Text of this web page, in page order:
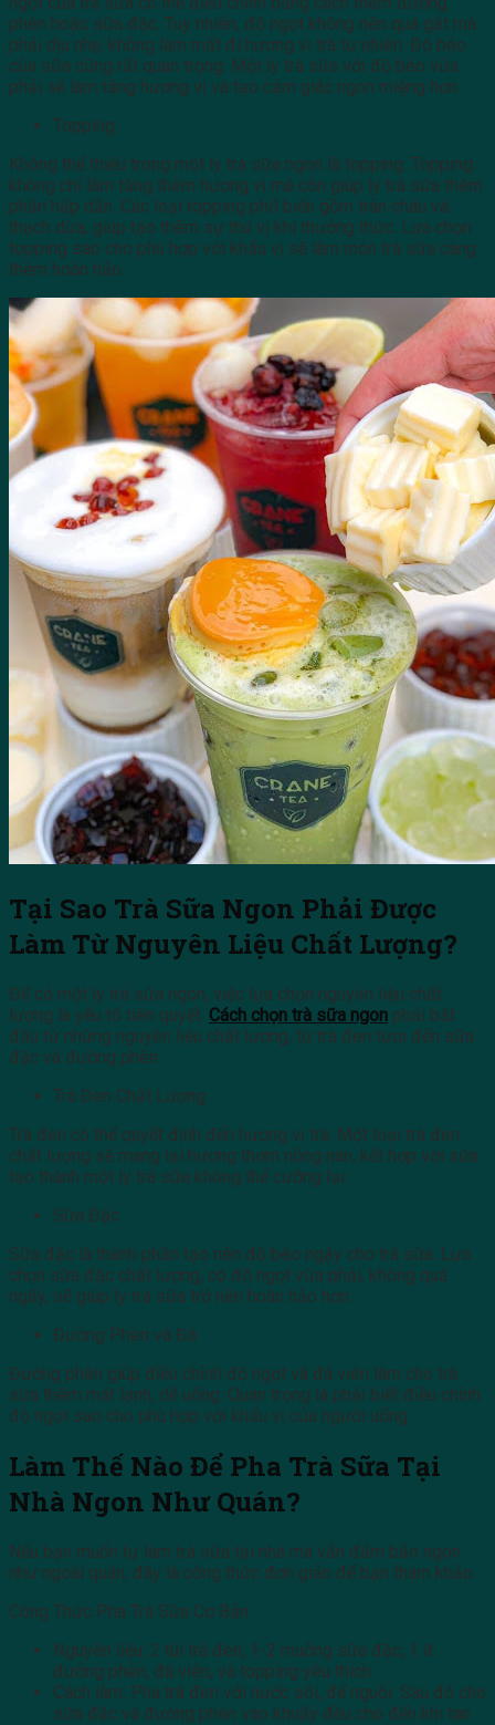
phèn hoặc sữa đặc. Tuy nhiên, độ ngọt không nên quá gắt mà
phải dịu nhẹ, không làm mất đi hương vị trà tự nhiên. Độ béo
của sữa cũng rất quan trọng. Một ly trà sữa với độ béo vừa
phải sẽ làm tăng hương vị và tạo cảm giác ngon miệng hơn.
Topping
Không thể thiếu trong một ly trà sữa ngon là topping. Topping
không chỉ làm tăng thêm hương vị mà còn giúp ly trà sữa thêm
phần hấp dẫn. Các loại topping phổ biến gồm trân châu và
thạch dừa, giúp tạo thêm sự thú vị khi thưởng thức. Lựa chọn
topping sao cho phù hợp với khẩu vị sẽ làm món trà sữa càng
thêm hoàn hảo.
Tại Sao Trà Sữa Ngon Phải Được
Làm Từ Nguyên Liệu Chất Lượng?
Để có một ly trà sữa ngon, việc lựa chọn nguyên liệu chất
lượng là yếu tố tiên quyết. Cách chọn trà sữa ngon phải bắt
đầu từ những nguyên liệu chất lượng, từ trà đen tươi đến sữa
đặc và đường phèn.
Trà Đen Chất Lượng
Trà đen có thể quyết định đến hương vị trà. Một loại trà đen
chất lượng sẽ mang lại hương thơm nồng nàn, kết hợp với sữa
tạo thành một ly trà sữa không thể cưỡng lại.
Sữa Đặc
Sữa đặc là thành phần tạo nên độ béo ngậy cho trà sữa. Lựa
chọn sữa đặc chất lượng, có độ ngọt vừa phải, không quá
ngấy, sẽ giúp ly trà sữa trở nên hoàn hảo hơn.
Đường Phèn và Đá
Đường phèn giúp điều chỉnh độ ngọt và đá viên làm cho trà
sữa thêm mát lạnh, dễ uống. Quan trọng là phải biết điều chỉnh
độ ngọt sao cho phù hợp với khẩu vị của người uống.
Làm Thế Nào Để Pha Trà Sữa Tại
Nhà Ngon Như Quán?
Nếu bạn muốn tự làm trà sữa tại nhà mà vẫn đảm bảo ngon
như ngoài quán, đây là công thức đơn giản để bạn tham khảo.
Công Thức Pha Trà Sữa Cơ Bản
Nguyên liệu: 2 túi trà đen, 1-2 muỗng sữa đặc, 1 ít
đường phèn, đá viên, và topping yêu thích.
Cách làm: Pha trà đen với nước sôi, để nguội. Sau đó cho
sữa đặc và đường phèn vào khuấy đều cho đến khi tan